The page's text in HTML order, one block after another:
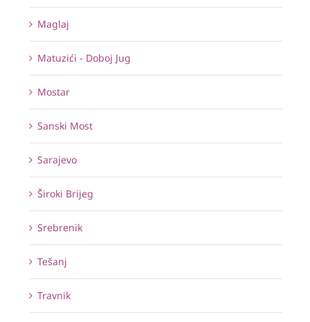
Maglaj
Matuzići - Doboj Jug
Mostar
Sanski Most
Sarajevo
Široki Brijeg
Srebrenik
Tešanj
Travnik